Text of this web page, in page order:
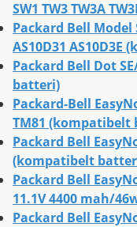
SW1 TW3 TW3A
Packard Bell Model
AS10D31
Packard Bell Dot
batteri)
Packard-Bell
TM81 (kompatibelt
Packard Bell
(kompatibelt
Packard Bell
11.1V 4400 mah/
Packard Bell